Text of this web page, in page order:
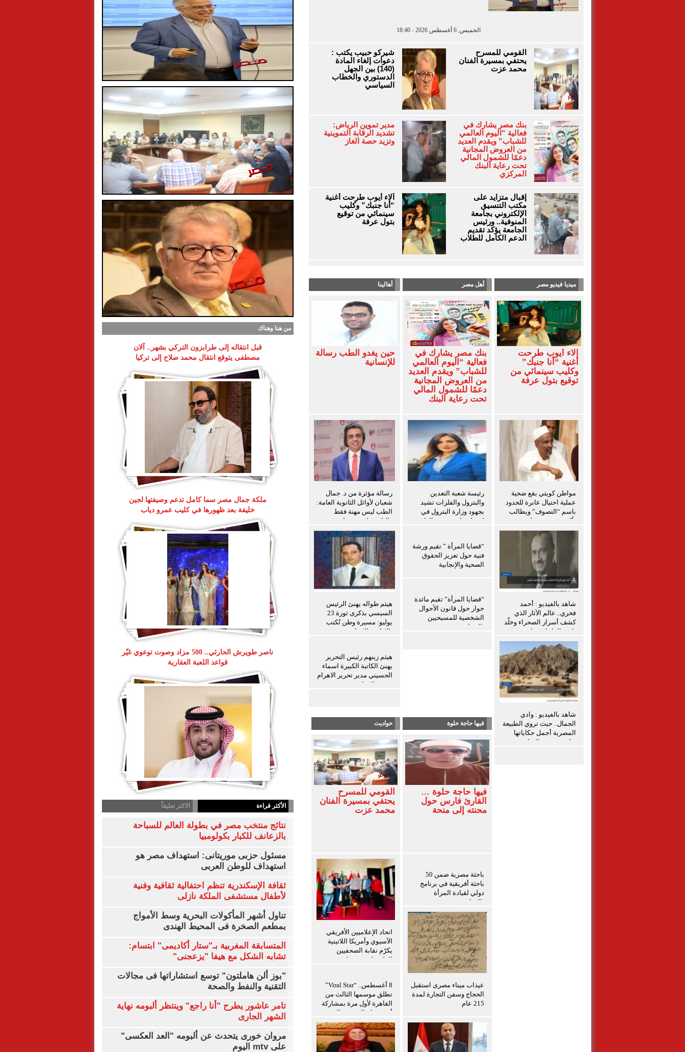
الخميس, 6 أغسطس 2026 - 18:40
القومي للمسرح
يحتفي بمسيرة الفنان
محمد عزت
شيركو حبيب يكتب :
دعوات إلغاء المادة
(140) بين الجهل
الدستوري والخطاب
السياسي
بنك مصر يشارك في
فعالية “اليوم العالمي
للشباب” ويقدم العديد
من العروض المجانية
دعمًا للشمول المالي
تحت رعاية البنك
المركزي
مدير تموين الرياض:
تشديد الرقابة التموينية
وتزيد حصة الغاز
إقبال متزايد على
مكتب التنسيق
الإلكتروني بجامعة
المنوفية.. ورئيس
الجامعة يؤكد تقديم
الدعم الكامل للطلاب
آلاء أيوب طرحت أغنية
“أنا جنبك” وكليب
سينمائي من توقيع
بتول عرفة
ميديا فيديو مصر
آلاء أيوب طرحت
أغنية “أنا جنبك”
وكليب سينمائي من
توقيع بتول عرفة
مواطن كويتي يقع ضحية
عملية احتيال عابرة للحدود
باسم “التصوف” ويطالب
بأكثر من نصف مليون
بمساعدة شخصيات دينية
شاهد بالفيديو : أحمد
فخري.. عالم الآثار الذي
كشف أسرار الصحراء وخلّد
تاريخ الواحات تعليق شيرين
الشافعي
شاهد بالفيديو : وادي
الجمال.. حيث تروي الطبيعة
المصرية أجمل حكاياتها
تعليق شيرين الشافعى
أهل مصر
بنك مصر يشارك في
فعالية “اليوم العالمي
للشباب” ويقدم العديد
من العروض المجانية
دعمًا للشمول المالي
تحت رعاية البنك
رئيسة شعبة التعدين
والبترول والفلزات تشيد
بجهود وزارة البترول في
احتواء حادث سفن الغاز
“قضايا المرأة ” تقيم ورشة
فنية حول تعزيز الحقوق
الصحية والإنجابية
“قضايا المرأة” تقيم مائدة
حوار حول قانون الأحوال
الشخصية للمسيحيين
بالمنيا
أهالينا
حين يغدو الطب رسالة
للإنسانية
رسالة مؤثرة من د. جمال
شعبان لأوائل الثانوية العامة:
الطب ليس مهنة فقط
والثانوية ليست نهاية
المطاف
هيثم طواله يهنئ الرئيس
السيسي بذكرى ثورة 23
يوليو: مسيرة وطن تُكتب
بالإرادة والإنجاز
هيثم زينهم رئيس التحرير
يهنئ الكاتبة الكبيرة اسماء
الحسيني مدير تحرير الاهرام
بعيد ميلادها
فيها حاجة حلوة
فيها حاجة حلوة …
القارئ فارس حول
محنته إلى منحة
باحثة مصرية ضمن 50
باحثة أفريقية في برنامج
دولي لقيادة المرأة
بالزراعة
عيذاب ميناء مصرى استقبل
الحجاج وسفن التجارة لمدة
215 عام
حواديت
القومي للمسرح
يحتفي بمسيرة الفنان
محمد عزت
اتحاد الإعلاميين الأفريقي
الآسيوي وأمريكا اللاتينية
يكرّم نقابة الصحفيين
الفلسطينيين ويعلن توسيع
8 أغسطس.. “Viral Star”
تطلق موسمها الثالث من
القاهرة لأول مرة بمشاركة
أبرز صناع المحتوى العرب
من هنا وهناك
قبل انتقاله إلى طرابزون التركي بشهر.. آلان
مصطفى يتوقع انتقال محمد صلاح إلى تركيا
ملكة جمال مصر سما كامل تدعم وصيفتها لجين
خليفة بعد ظهورها في كليب عمرو دياب
ناصر طويرش الحارثي.. 500 مزاد وصوت توعوي غيّر
قواعد اللعبة العقارية
الأكثر قراءة الاكثر تعليقاً
نتائج منتخب مصر في بطولة العالم للسباحة
بالزعانف للكبار بكولومبيا
مسئول حزبى موريتانى: استهداف مصر هو
استهداف للوطن العربى
ثقافة الإسكندرية تنظم احتفالية ثقافية وفنية
لأطفال مستشفى الملكة نازلى
تناول أشهر المأكولات البحرية وسط الأمواج
بمطعم الصخرة فى المحيط الهندى
المتسابقة المغربية بـ"ستار أكاديمى" ابتسام:
تشابه الشكل مع هيفا "يزعجنى"
"بوز ألن هاملتون" توسع استشاراتها فى مجالات
التقنية والنفط والصحة
تامر عاشور يطرح "أنا راجع" وينتظر ألبومه نهاية
الشهر الجارى
مروان خورى يتحدث عن ألبومه "العد العكسى"
على mtv اليوم